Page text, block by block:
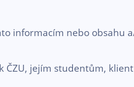
informacím nebo obsahu
jejím studentům,